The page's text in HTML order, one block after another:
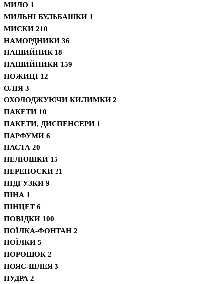
МИЛО 1
МИЛЬНІ БУЛЬБАШКИ 1
МИСКИ 210
НАМОРДНИКИ 36
НАШИЙНИК 18
НАШИЙНИКИ 159
НОЖИЦІ 12
ОЛІЯ 3
ОХОЛОДЖУЮЧИ КИЛИМКИ 2
ПАКЕТИ 10
ПАКЕТИ, ДИСПЕНСЕРИ 1
ПАРФУМИ 6
ПАСТА 20
ПЕЛЮШКИ 15
ПЕРЕНОСКИ 21
ПІДГУЗКИ 9
ПІНА 1
ПІНЦЕТ 6
ПОВІДКИ 100
ПОЇЛКА-ФОНТАН 2
ПОЇЛКИ 5
ПОРОШОК 2
ПОЯС-ШЛЕЯ 3
ПУДРА 2